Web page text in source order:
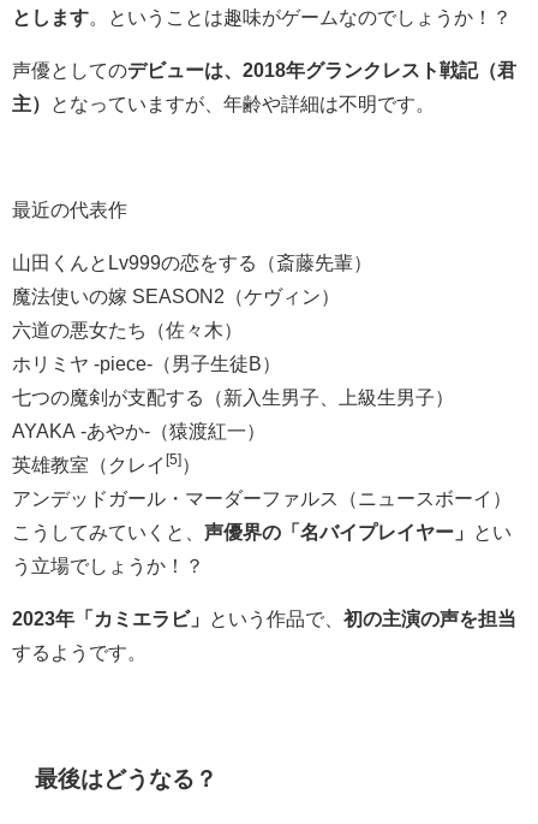
とします 。ということは趣味がゲームなのでしょうか！？
声優としてのデビューは、2018年グランクレスト戦記（君
主）
となっていますが、年齢や詳細は不明です。
最近の代表作
山田くんとLv999の恋をする（斎藤先輩）
魔法使いの嫁 SEASON2（ケヴィン）
六道の悪女たち（佐々木）
ホリミヤ -piece-（男子生徒B）
七つの魔剣が支配する（新入生男子、上級生男子）
AYAKA -あやか-（猿渡紅一）
英雄教室（クレイ [5] ）
アンデッドガール・マーダーファルス（ニュースボーイ）
こうしてみていくと、 声優界の「名バイプレイヤー」
とい
う立場でしょうか！？
2023年「カミエラビ」 という作品で、 初の主演の声を担当
するようです。
最後はどうなる？